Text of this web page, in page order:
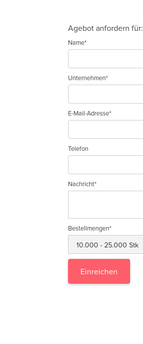
Agebot anfordern für:
Name*
Unternehmen*
E-Mail-Adresse*
Telefon
Nachricht*
Bestellmengen*